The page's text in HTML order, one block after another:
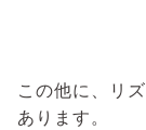
この他に、リ
あります。